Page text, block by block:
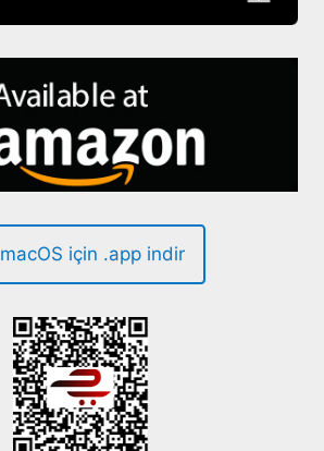
macOS için .app indir